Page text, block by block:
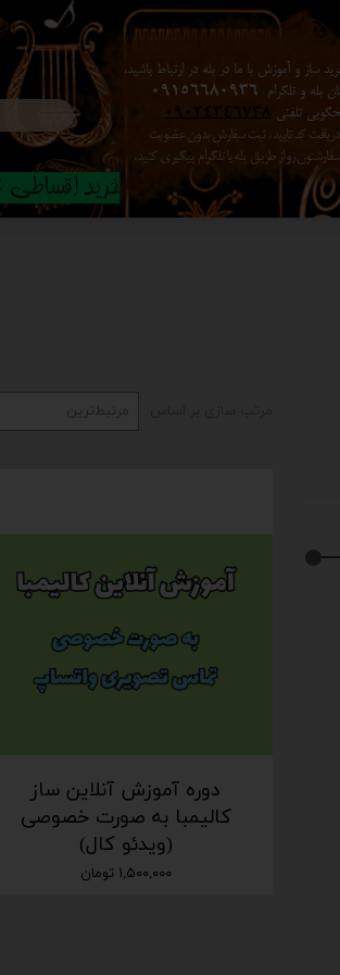
ساز و آموزش با ما در بله در ارتباط باشید،
بله و تلگرام 09156680936
تلفنی 09024346738
کد تایید ، ثبت سفارش بدون عضویت
رو از طریق بله یا تلگرام پیگیری کنید.
خرید اقساطی 4 قسطه با
مرتبط‌ترین
دوره آموزش آنلاین ساز
کالیمبا به صورت خصوصی
(ویدئو کال)
۱,۵۰۰,۰۰۰ تومان